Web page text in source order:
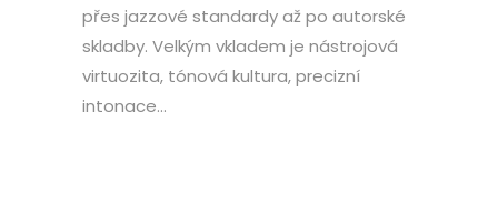
přes jazzové standardy až po autorské
skladby. Velkým vkladem je nástrojová
virtuozita, tónová kultura, precizní
intonace...